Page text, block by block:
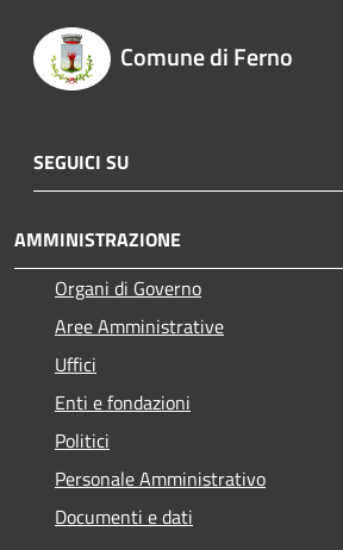
Comune di Ferno
SEGUICI SU
AMMINISTRAZIONE
Organi di Governo
Aree Amministrative
Uffici
Enti e fondazioni
Politici
Personale Amministrativo
Documenti e dati